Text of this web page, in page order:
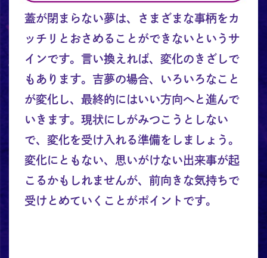
蓋が閉まらない夢は、さまざまな事柄をカ
ッチリとおさめることができないというサ
インです。言い換えれば、変化のきざしで
もあります。吉夢の場合、いろいろなこと
が変化し、最終的にはいい方向へと進んで
いきます。現状にしがみつこうとしない
で、変化を受け入れる準備をしましょう。
変化にともない、思いがけない出来事が起
こるかもしれませんが、前向きな気持ちで
受けとめていくことがポイントです。